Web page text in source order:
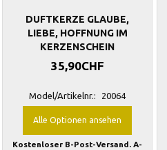
DUFTKERZE GLAUBE,
LIEBE, HOFFNUNG IM
KERZENSCHEIN
35,90CHF
Model/Artikelnr.: 20064
Alle Optionen ansehen
Kostenloser B-Post-Versand. A-